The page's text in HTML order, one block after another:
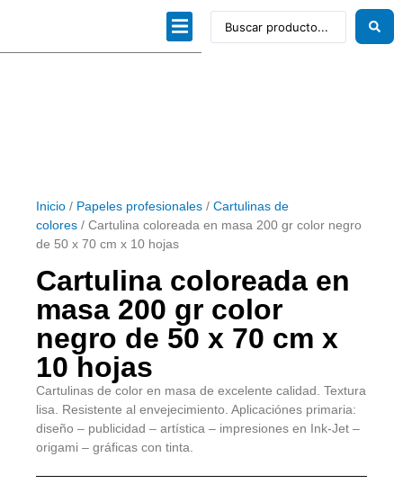
Inicio / Papeles profesionales / Cartulinas de
colores / Cartulina coloreada en masa 200 gr color negro
de 50 x 70 cm x 10 hojas
Cartulina coloreada en
masa 200 gr color
negro de 50 x 70 cm x
10 hojas
Cartulinas de color en masa de excelente calidad. Textura
lisa. Resistente al envejecimiento. Aplicaciónes primaria:
diseño – publicidad – artística – impresiones en Ink-Jet –
origami – gráficas con tinta.